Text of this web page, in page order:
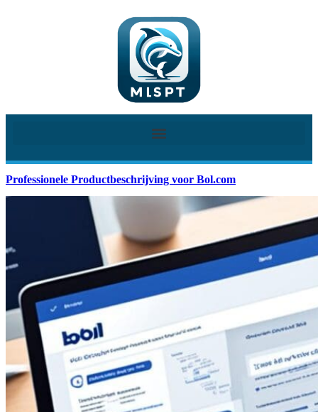
Professionele Productbeschrijving voor Bol.com